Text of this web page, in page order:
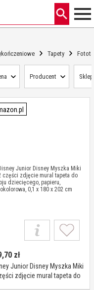
Tapety
Producent Sklep
zł
Junior Disney Myszka Miki
zdjęcie mural tapeta do